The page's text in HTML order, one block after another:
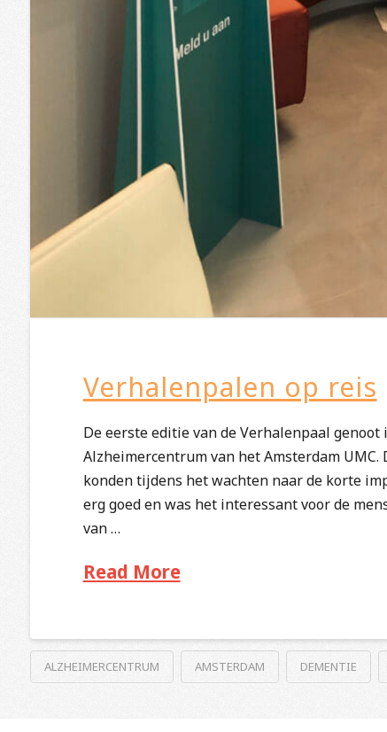
Verhalenpalen op reis
De eerste editie van de Verhalenpaal
Alzheimercentrum van het Amsterdam
konden tijdens het wachten naar de korte
erg goed en was het interessant voor de
van …
Read More
ALZHEIMERCENTRUM AMSTERDAM DEMENTIE